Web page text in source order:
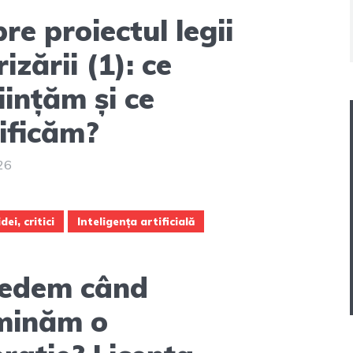
proiectul legii
(1): ce
și ce
critici Inteligența artificială
când
o